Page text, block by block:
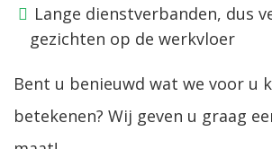
Lange dienstverbanden, dus
gezichten op de werkvloer
Bent u benieuwd wat we voor u
betekenen? Wij geven u graag